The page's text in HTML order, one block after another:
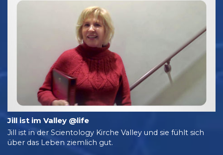
Jill ist im Valley @life
Jill ist in der Scientology Kirche Valley und sie fühlt sich
über das Leben ziemlich gut.